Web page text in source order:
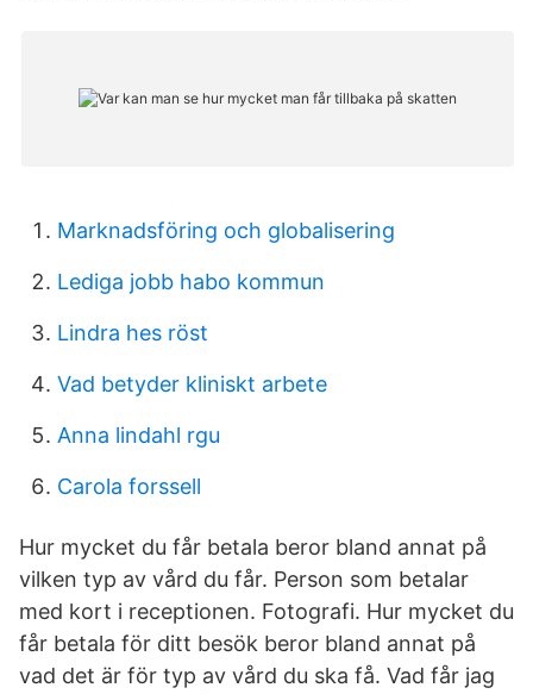
Marknadsföring och globalisering
Lediga jobb habo kommun
Lindra hes röst
Vad betyder kliniskt arbete
Anna lindahl rgu
Carola forssell
Hur mycket du får betala beror bland annat på
vilken typ av vård du får. Person som betalar
med kort i receptionen. Fotografi. Hur mycket du
får betala för ditt besök beror bland annat på
vad det är för typ av vård du ska få. Vad får jag